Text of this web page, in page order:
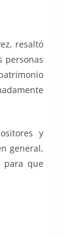
resaltó
personas
y
general,
para que